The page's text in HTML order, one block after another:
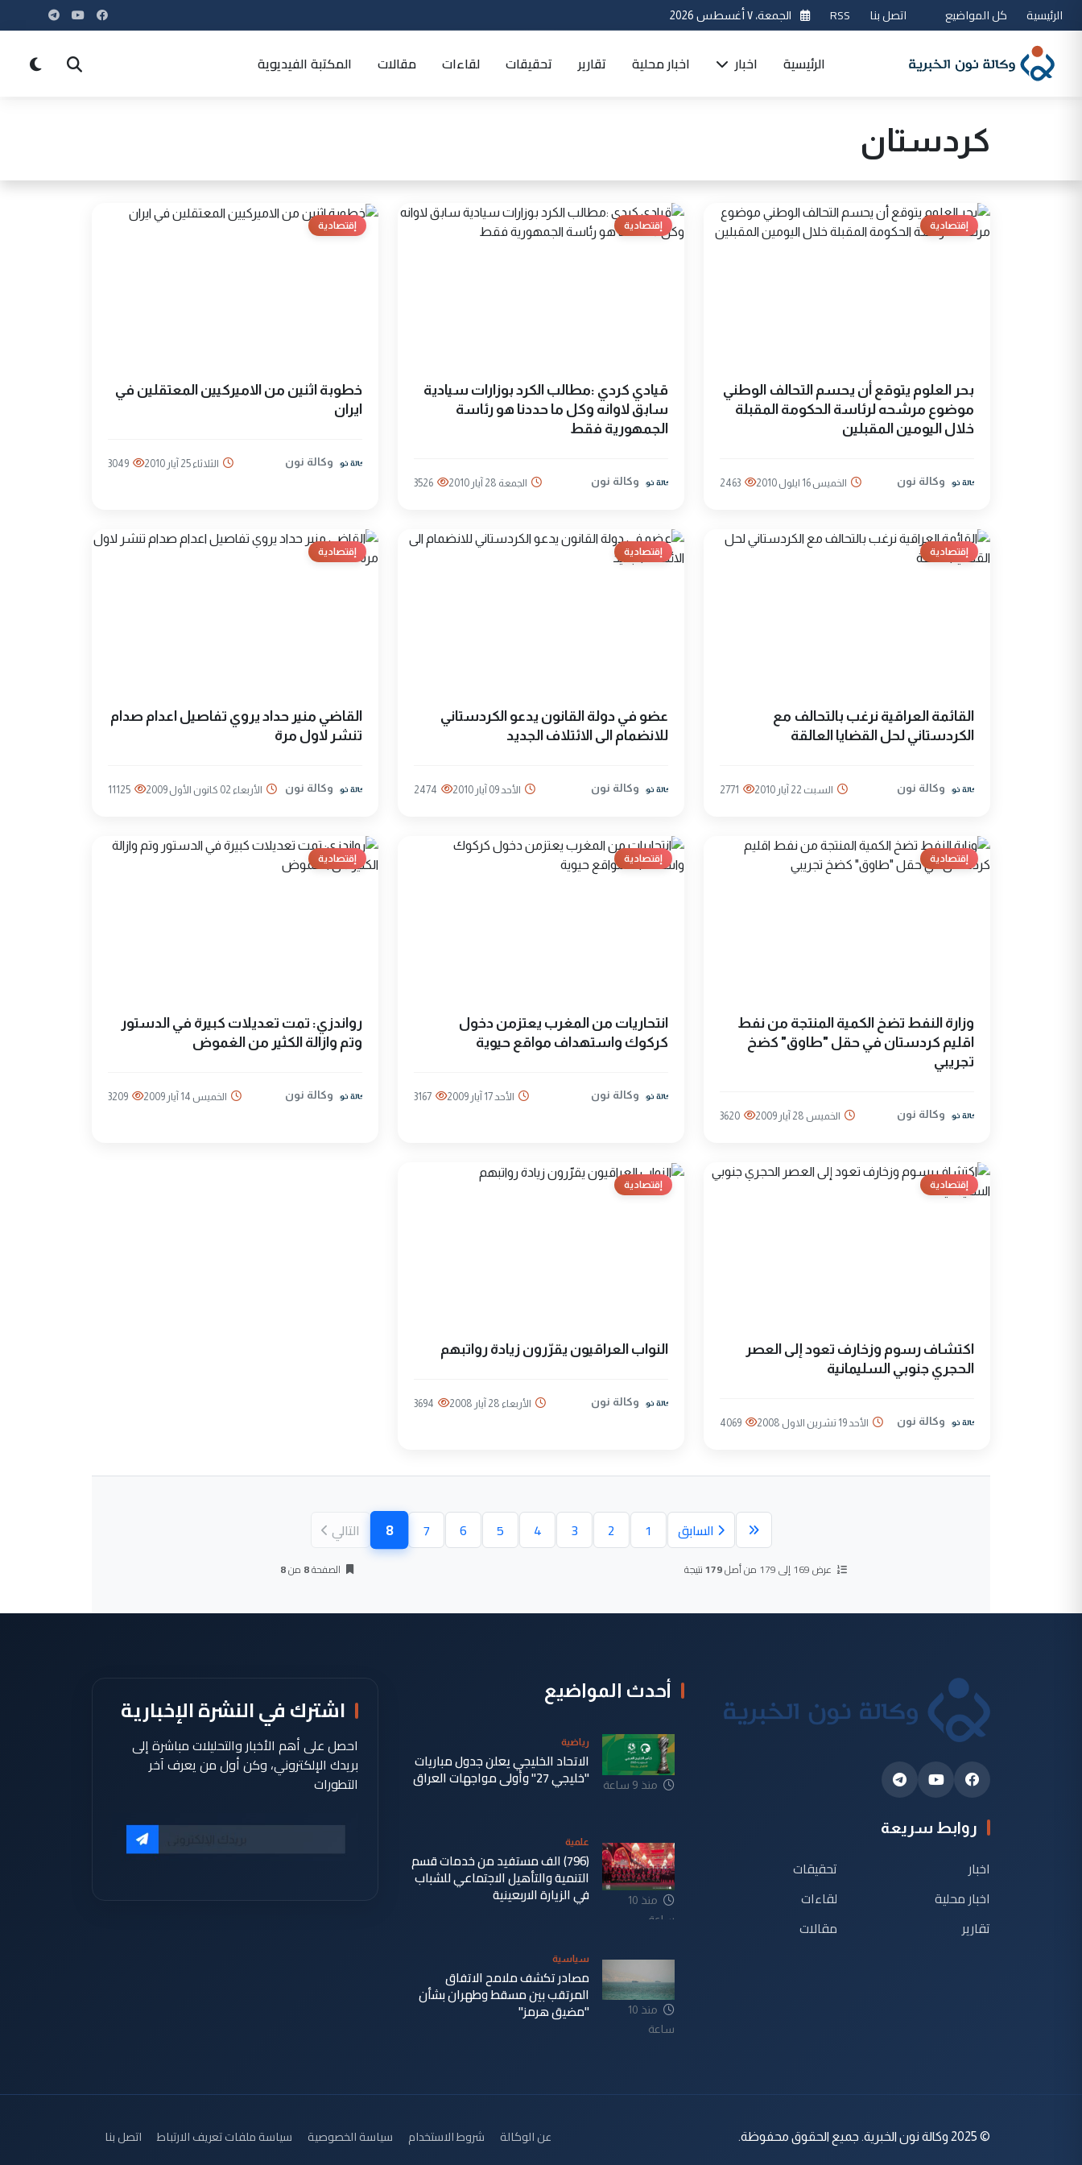
الرئيسية كل المواضيع اتصل بنا RSS الجمعة، ٧ أغسطس 2026
الرئيسية اخبار اخبار محلية تقارير تحقيقات لقاءات مقالات المكتبة الفيديوية
كردستان
إقتصادية
بحر العلوم يتوقع أن يحسم التحالف الوطني
موضوع مرشحه لرئاسة الحكومة المقبلة
خلال اليومين المقبلين
وكالة نون الخميس 16 ايلول 2010 2463
إقتصادية
قيادي كردي :مطالب الكرد بوزارات سيادية
سابق لاوانه وكل ما حددنا هو رئاسة
الجمهورية فقط
وكالة نون الجمعة 28 آيار 2010 3526
إقتصادية
خطوبة اثنين من الاميركيين المعتقلين في
ايران
وكالة نون الثلاثاء 25 آيار 2010 3049
إقتصادية
القائمة العراقية نرغب بالتحالف مع
الكردستاني لحل القضايا العالقة
وكالة نون السبت 22 آيار 2010 2771
إقتصادية
عضو في دولة القانون يدعو الكردستاني
للانضمام الى الائتلاف الجديد
وكالة نون الأحد 09 آيار 2010 2474
إقتصادية
القاضي منير حداد يروي تفاصيل اعدام صدام
تنشر لاول مرة
وكالة نون الأربعاء 02 كانون الأول 2009 11125
إقتصادية
وزارة النفط تضخ الكمية المنتجة من نفط
اقليم كردستان في حقل "طاوق" كضخ
تجريبي
وكالة نون الخميس 28 آيار 2009 3620
إقتصادية
انتحاريات من المغرب يعتزمن دخول
كركوك واستهداف مواقع حيوية
وكالة نون الأحد 17 آيار 2009 3167
إقتصادية
رواندزي: تمت تعديلات كبيرة في الدستور
وتم وازالة الكثير من الغموض
وكالة نون الخميس 14 آيار 2009 3209
إقتصادية
اكتشاف رسوم وزخارف تعود إلى العصر
الحجري جنوبي السليمانية
وكالة نون الأحد 19 تشرين الاول 2008 4069
إقتصادية
النواب العراقيون يقرّرون زيادة رواتبهم
وكالة نون الأربعاء 28 آيار 2008 3694
السابق 1
2
3
4
5
6
7
8(الصفحة الحالية)
التالي
عرض 169 إلى 179 من أصل 179نتيجة الصفحة8 من8
روابط سريعة
اخبار
اخبار محلية
تقارير
تحقيقات
لقاءات
مقالات
أحدث المواضيع
منذ 9 ساعة
رياضية
الاتحاد الخليجي يعلن جدول مباريات
"خليجي 27" وأولى مواجهات العراق
منذ 10
ساعة
علمية
(796) الف مستفيد من خدمات قسم
التنمية والتأهيل الاجتماعي للشباب
في الزيارة الاربعينية
منذ 10
ساعة
سياسية
مصادر تكشف ملامح الاتفاق
المرتقب بين مسقط وطهران بشأن
"مضيق هرمز"
اشترك في النشرة الإخبارية
احصل على أهم الأخبار والتحليلات مباشرة إلى
بريدك الإلكتروني، وكن أول من يعرف آخر
التطورات
© 2025 وكالة نون الخبرية. جميع الحقوق محفوظة. عن الوكالة شروط الاستخدام سياسة الخصوصية سياسة ملفات تعريف الارتباط اتصل بنا